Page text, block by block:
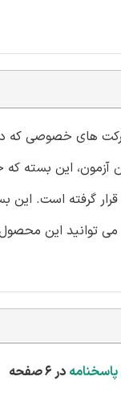
های خصوصی که
آزمون، این بسته
گرفته است. این
توانید این محصول
در 6 صفحه